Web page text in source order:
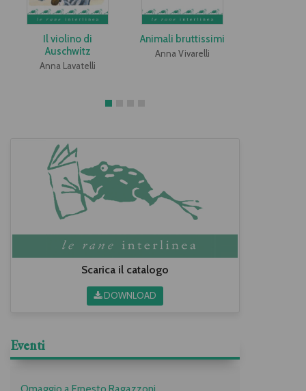
Il violino di
Auschwitz
Anna Lavatelli
Animali bruttissimi
Anna Vivarelli
Scarica il catalogo
DOWNLOAD
Eventi